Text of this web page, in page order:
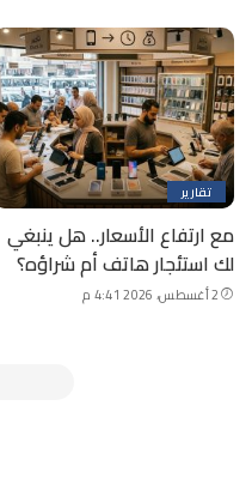
تقارير
مع ارتفاع الأسعار.. هل ينبغي
لك استئجار هاتف أم شراؤه؟
2 أغسطس، 2026 4:41 م